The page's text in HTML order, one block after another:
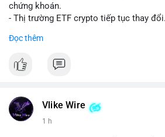
chứng khoán.
- Thị trường ETF crypto tiếp tục thay đổi.
📰 Nguồn: CoinDesk
Đọc thêm
Vlike Wire
1 h